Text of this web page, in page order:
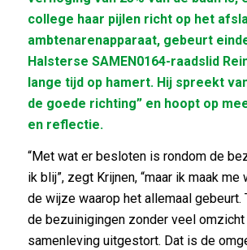
college haar pijlen richt op het
ambtenarenapparaat, gebeurt
Halsterse SAMEN0164-raadslid
lange tijd op hamert. Hij spreekt
de goede richting” en hoopt op
en reflectie.
“Met wat er besloten is rondom de
ik blij”, zegt Krijnen, “maar ik maak
de wijze waarop het allemaal gebeurt.
de bezuinigingen zonder veel
samenleving uitgestort. Dat is de